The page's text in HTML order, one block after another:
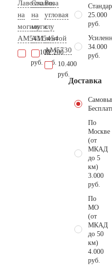
Лавочка
на
могилу
AM5411
13.100
руб.
Столик
на
могилу
AM5454
32.200
руб.
Роза
угловая
с
лентой
AM5730
10.400
руб.
25.000
руб.
34.000
руб.
Доставка
По
Москве
(от
МКАД
до 5
км)
3.000
руб.
По
МО
(от
МКАД
до 50
км)
4.000
руб.